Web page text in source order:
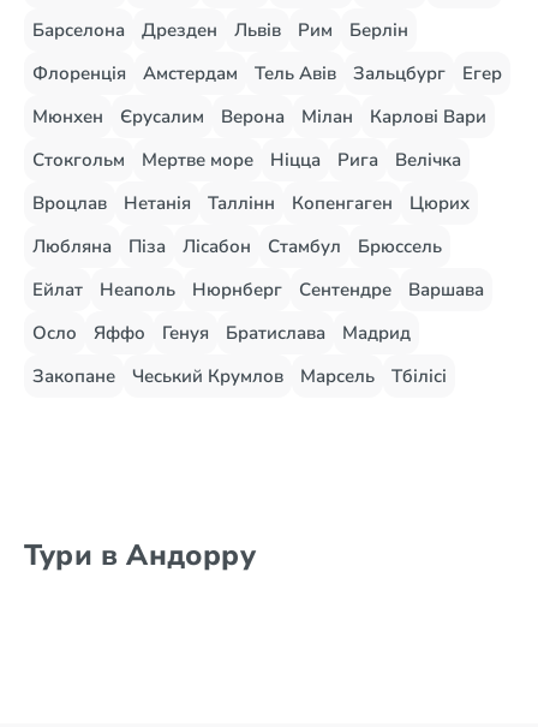
Барселона
Дрезден Львів Рим
Берлін
Флоренція
Амстердам Тель Авів Зальцбург
Егер
Мюнхен
Єрусалим Верона Мілан
Карлові Вари
Стокгольм
Мертве море Ніцца Рига
Велічка
Вроцлав
Нетанія Таллінн Копенгаген
Цюрих
Любляна
Піза Лісабон Стамбул
Брюссель
Ейлат
Неаполь Нюрнберг Сентендре
Варшава
Осло
Яффо Генуя Братислава
Мадрид
Закопане
Чеський Крумлов Марсель Тбілісі
Тури в Андорру